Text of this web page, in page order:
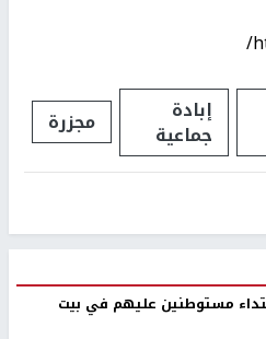
إبادة
جماعية مجزرة
اعتداء مستوطنين عليهم في بيت